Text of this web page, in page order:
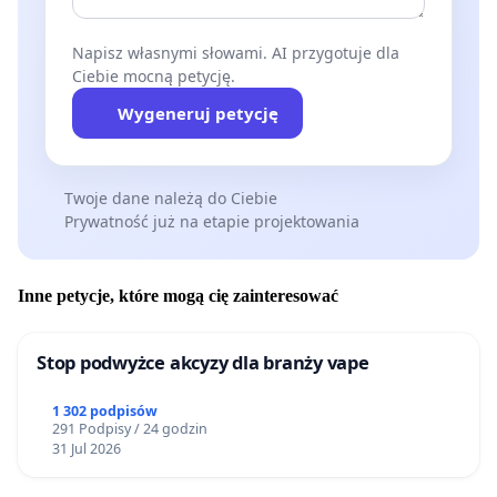
Napisz własnymi słowami. AI przygotuje dla
Ciebie mocną petycję.
Wygeneruj petycję
Twoje dane należą do Ciebie
Prywatność już na etapie projektowania
Inne petycje, które mogą cię zainteresować
Stop podwyżce akcyzy dla branży vape
1 302 podpisów
291 Podpisy / 24 godzin
31 Jul 2026